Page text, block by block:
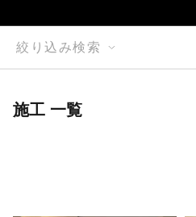
絞り込み検索
施工 一覧